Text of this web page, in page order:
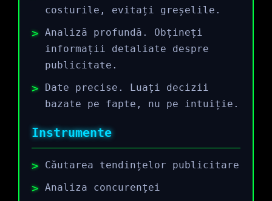
costurile, evitați greșelile.
Analiză profundă. Obțineți
informații detaliate despre
publicitate.
Date precise. Luați decizii
bazate pe fapte, nu pe intuiție.
Instrumente
Căutarea tendințelor publicitare
Analiza concurenței